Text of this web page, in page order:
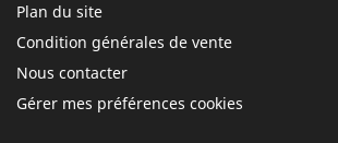
Plan du site
Condition générales de vente
Nous contacter
Gérer mes préférences cookies